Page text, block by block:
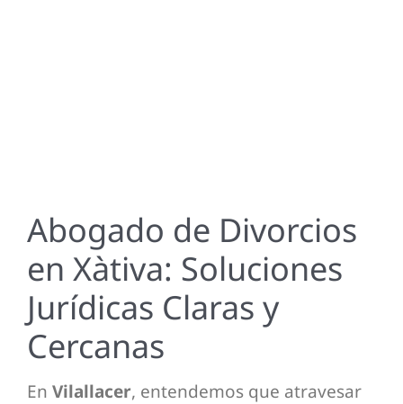
Abogado de Divorcios
en Xàtiva: Soluciones
Jurídicas Claras y
Cercanas
En Vilallacer, entendemos que atravesar